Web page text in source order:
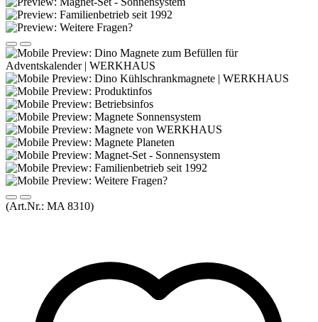
(Art.Nr.: MA 8310)